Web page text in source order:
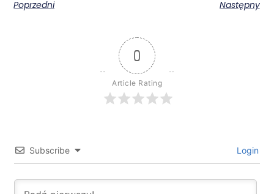
Poprzedni Następny
0
Article Rating
Subscribe Login